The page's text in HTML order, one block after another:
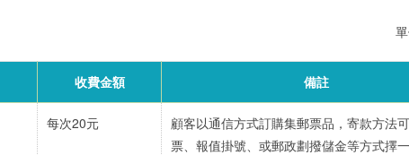
收費金額 備註
每次20元
顧客以通信方式訂購集郵票品，寄款方法
票、報值掛號、或郵政劃撥儲金等方式擇一